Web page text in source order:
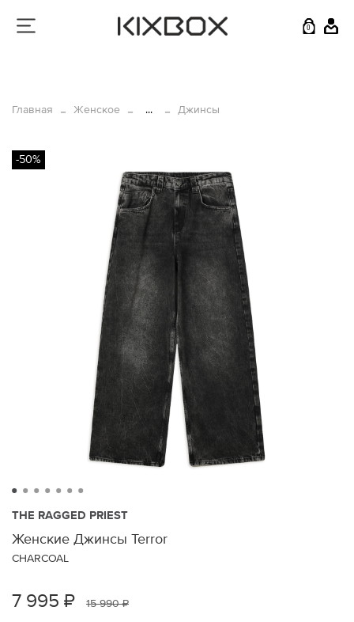
0
Главная Женское ... Джинсы
-50%
THE RAGGED PRIEST
Женские Джинсы Terror
CHARCOAL
7 995 ₽ 15 990 ₽